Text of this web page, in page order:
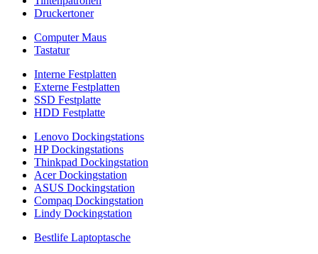
Druckertoner
Computer Maus
Tastatur
Interne Festplatten
Externe Festplatten
SSD Festplatte
HDD Festplatte
Lenovo Dockingstations
HP Dockingstations
Thinkpad Dockingstation
Acer Dockingstation
ASUS Dockingstation
Compaq Dockingstation
Lindy Dockingstation
Bestlife Laptoptasche